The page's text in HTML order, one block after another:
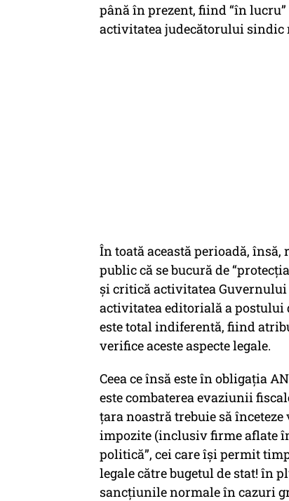
până în prezent, fiind “în
activitatea judecătorului sindic
În toată această perioadă, însă,
public că se bucură de
și critică activitatea
activitatea editorială a
este total indiferentă, fiind
verifice aceste aspecte legale.
Ceea ce însă este în obligația
este combaterea evaziunii
țara noastră trebuie să
impozite (inclusiv firme aflate
politică”, cei care își permit
legale către bugetul de stat! în
sancțiunile normale în cazuri